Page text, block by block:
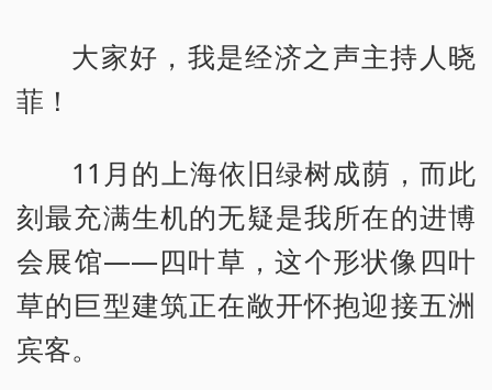
大家好，我是经济之声主持人晓
菲！
11月的上海依旧绿树成荫，而此
刻最充满生机的无疑是我所在的进博
会展馆——四叶草，这个形状像四叶
草的巨型建筑正在敞开怀抱迎接五洲
宾客。